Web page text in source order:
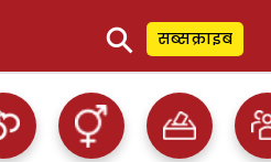
⚲ सब्सक्राइब